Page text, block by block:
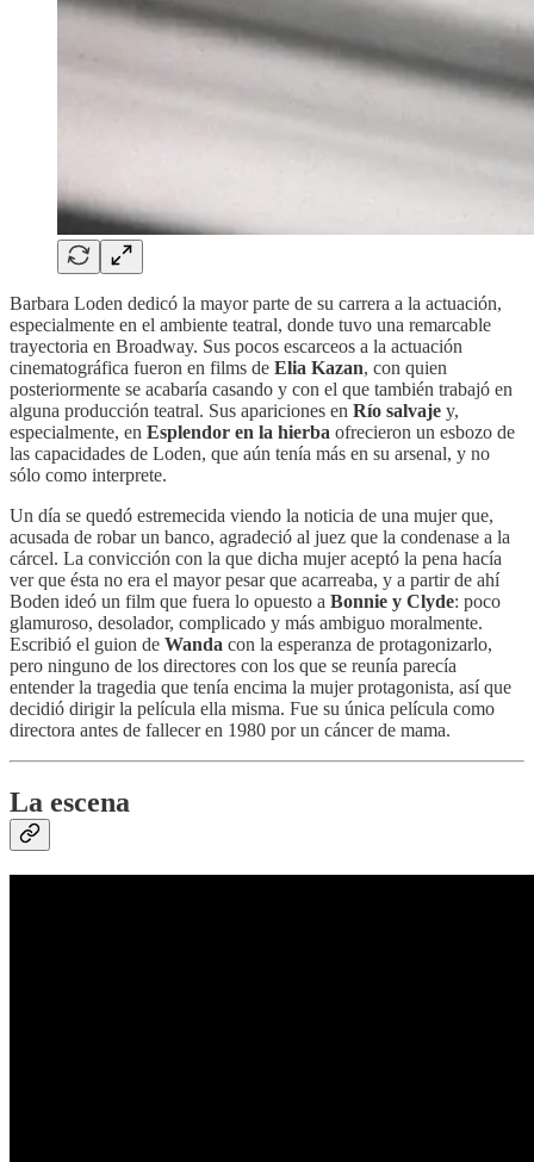
Barbara Loden dedicó la mayor parte de su carrera a la actuación,
especialmente en el ambiente teatral, donde tuvo una remarcable
trayectoria en Broadway. Sus pocos escarceos a la actuación
cinematográfica fueron en films de Elia Kazan, con quien
posteriormente se acabaría casando y con el que también trabajó en
alguna producción teatral. Sus apariciones en Río salvaje y,
especialmente, en Esplendor en la hierba ofrecieron un esbozo de
las capacidades de Loden, que aún tenía más en su arsenal, y no
sólo como interprete.
Un día se quedó estremecida viendo la noticia de una mujer que,
acusada de robar un banco, agradeció al juez que la condenase a la
cárcel. La convicción con la que dicha mujer aceptó la pena hacía
ver que ésta no era el mayor pesar que acarreaba, y a partir de ahí
Boden ideó un film que fuera lo opuesto a Bonnie y Clyde: poco
glamuroso, desolador, complicado y más ambiguo moralmente.
Escribió el guion de Wanda con la esperanza de protagonizarlo,
pero ninguno de los directores con los que se reunía parecía
entender la tragedia que tenía encima la mujer protagonista, así que
decidió dirigir la película ella misma. Fue su única película como
directora antes de fallecer en 1980 por un cáncer de mama.
La escena